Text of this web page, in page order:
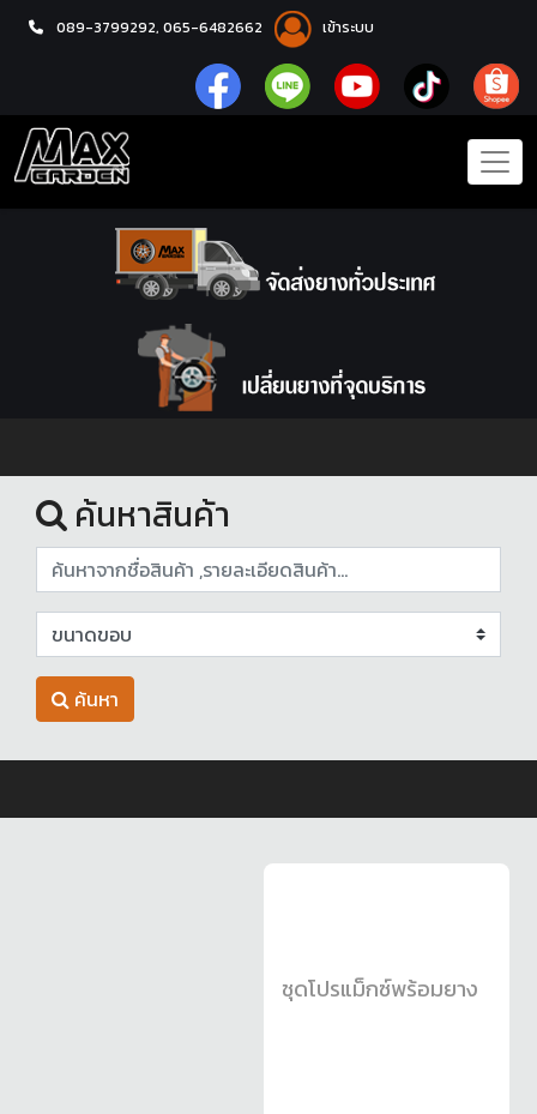
089-3799292, 065-6482662 เข้าระบบ
หน้าแรก
ค้นหาสินค้า
ค้นหา
ชุดโปรแม็กซ์พร้อมยาง